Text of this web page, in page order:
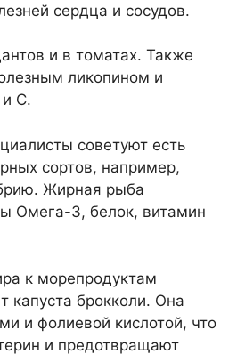
сердца и сосудов.
и в томатах. Также
ликопином и
С.
советуют есть
сортов, например,
Жирная рыба
Омега-3, белок, витамин
к морепродуктам
капуста брокколи. Она
и фолиевой кислотой, что
и предотвращают